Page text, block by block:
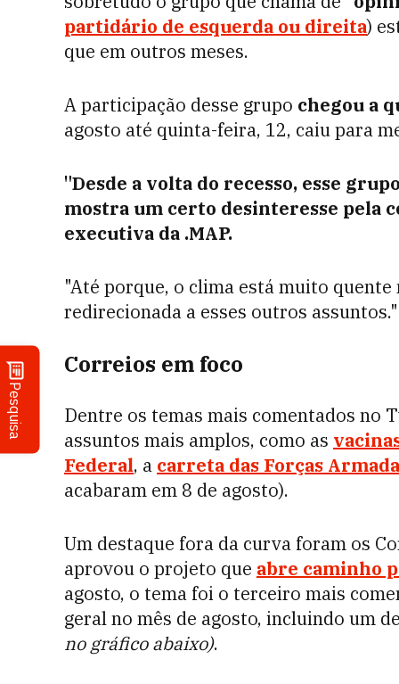
Pesquisa
partidário de esquerda ou direita)
que em outros meses.
A participação desse grupo chegou a
agosto até quinta-feira, 12, caiu para
"Desde a volta do recesso, esse
mostra um certo desinteresse pela
executiva da .MAP.
"Até porque, o clima está muito
redirecionada a esses outros assuntos."
Correios em foco
Dentre os temas mais comentados no
assuntos mais amplos, como as
Federal, a carreta das Forças
acabaram em 8 de agosto).
Um destaque fora da curva foram os
aprovou o projeto que abre caminho
agosto, o tema foi o terceiro mais
geral no mês de agosto, incluindo um
no gráfico abaixo).